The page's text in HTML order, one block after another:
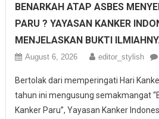
BENARKAH ATAP ASBES
PARU ? YAYASAN KANKER
MENJELASKAN BUKTI
August 6, 2026 editor_stylish
Bertolak dari memperingati Hari
tahun ini mengusung semakmangat
Kanker Paru”, Yayasan Kanker